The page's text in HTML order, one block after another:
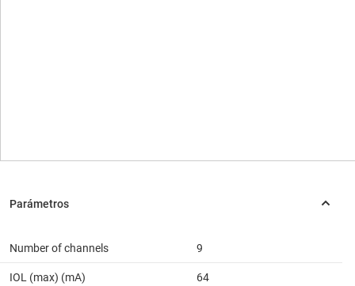
Number of channels 9
IOL (max) (mA) 64